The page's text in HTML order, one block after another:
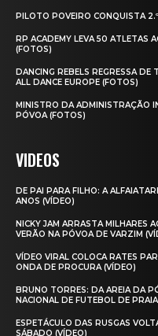
PILOTO POVEIRO CONQUISTA
RP ACADEMY LEVA 50 ATLETAS
(FOTOS)
DANCING REBELS REGRESSA
ALL DANCE EUROPE (FOTOS)
MINISTRO DA ADMINISTRAÇÃO
PÓVOA (FOTOS)
VIDEOS
DE PAI PARA FILHO: A
ANOS (VÍDEO)
NICKY JAM ARRASTA MILHARES
VERÃO NA PÓVOA DE VARZIM
VÍDEO VIRAL COLOCA RATES
ONDA DE PROCURA (VÍDEO)
BRUNO TORRES: DA AREIA DA
NACIONAL DE FUTEBOL DE
ESPETÁCULO DAS RUSGAS
SÁBADO (VÍDEO)